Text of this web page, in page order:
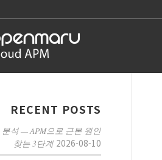
RECENT POSTS
분석 — APM으로 근본 원인
찾는 3단계 2026-08-10